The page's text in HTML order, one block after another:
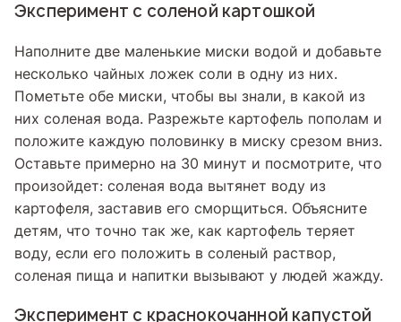
Эксперимент с соленой картошкой
Наполните две маленькие миски водой и добавьте
несколько чайных ложек соли в одну из них.
Пометьте обе миски, чтобы вы знали, в какой из
них соленая вода. Разрежьте картофель пополам и
положите каждую половинку в миску срезом вниз.
Оставьте примерно на 30 минут и посмотрите, что
произойдет: соленая вода вытянет воду из
картофеля, заставив его сморщиться. Объясните
детям, что точно так же, как картофель теряет
воду, если его положить в соленый раствор,
соленая пища и напитки вызывают у людей жажду.
Эксперимент с краснокочанной капустой